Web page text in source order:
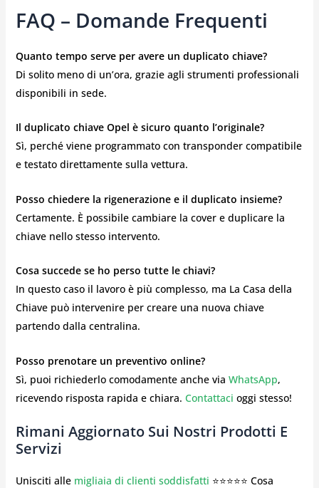
FAQ – Domande Frequenti
Quanto tempo serve per avere un duplicato chiave?
Di solito meno di un’ora, grazie agli strumenti professionali
disponibili in sede.
Il duplicato chiave Opel è sicuro quanto l’originale?
Sì, perché viene programmato con transponder compatibile
e testato direttamente sulla vettura.
Posso chiedere la rigenerazione e il duplicato insieme?
Certamente. È possibile cambiare la cover e duplicare la
chiave nello stesso intervento.
Cosa succede se ho perso tutte le chiavi?
In questo caso il lavoro è più complesso, ma La Casa della
Chiave può intervenire per creare una nuova chiave
partendo dalla centralina.
Posso prenotare un preventivo online?
Sì, puoi richiederlo comodamente anche via WhatsApp,
ricevendo risposta rapida e chiara. Contattaci oggi stesso!
Rimani Aggiornato Sui Nostri Prodotti E
Servizi
Unisciti alle migliaia di clienti soddisfatti ⭐⭐⭐⭐⭐ Cosa